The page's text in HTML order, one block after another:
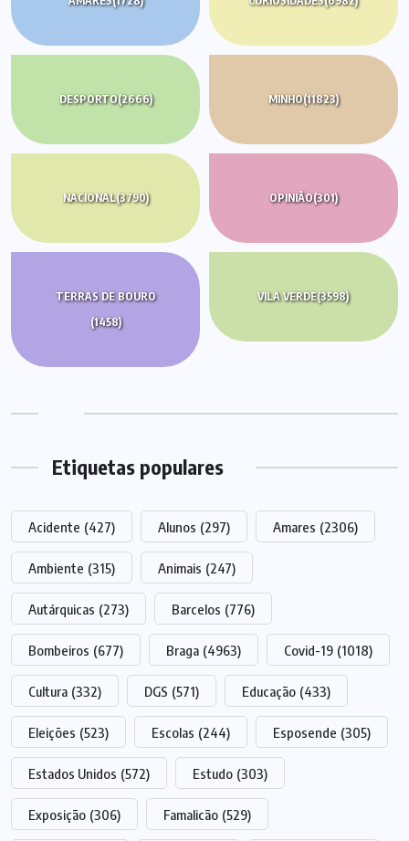
DESPORTO(2666) MINHO(11823)
NACIONAL(3790) OPINIÃO(301)
TERRAS DE BOURO
(1458)
VILA VERDE(3598)
Etiquetas populares
Acidente (427) Alunos (297) Amares (2306)
Ambiente (315) Animais (247)
Autárquicas (273) Barcelos (776)
Bombeiros (677) Braga (4963) Covid-19 (1018)
Cultura (332) DGS (571) Educação (433)
Eleições (523) Escolas (244) Esposende (305)
Estados Unidos (572) Estudo (303)
Exposição (306) Famalicão (529)